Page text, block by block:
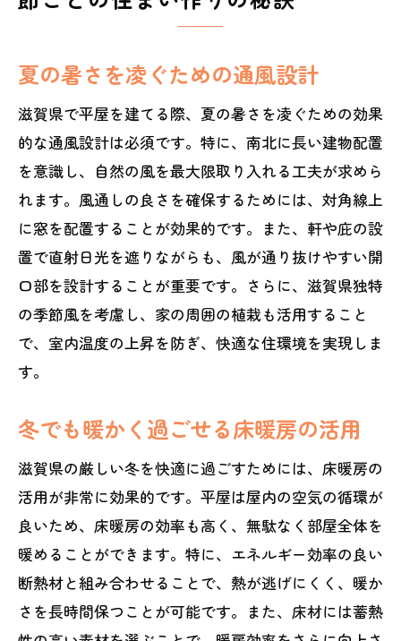
夏の暑さを凌ぐための通風設計
滋賀県で平屋を建てる際、夏の暑さを凌ぐための効果
的な通風設計は必須です。特に、南北に長い建物配置
を意識し、自然の風を最大限取り入れる工夫が求めら
れます。風通しの良さを確保するためには、対角線上
に窓を配置することが効果的です。また、軒や庇の設
置で直射日光を遮りながらも、風が通り抜けやすい開
口部を設計することが重要です。さらに、滋賀県独特
の季節風を考慮し、家の周囲の植栽も活用すること
で、室内温度の上昇を防ぎ、快適な住環境を実現しま
す。
冬でも暖かく過ごせる床暖房の活用
滋賀県の厳しい冬を快適に過ごすためには、床暖房の
活用が非常に効果的です。平屋は屋内の空気の循環が
良いため、床暖房の効率も高く、無駄なく部屋全体を
暖めることができます。特に、エネルギー効率の良い
断熱材と組み合わせることで、熱が逃げにくく、暖か
さを長時間保つことが可能です。また、床材には蓄熱